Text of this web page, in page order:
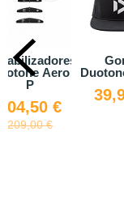
Gorra
Duotone Logo